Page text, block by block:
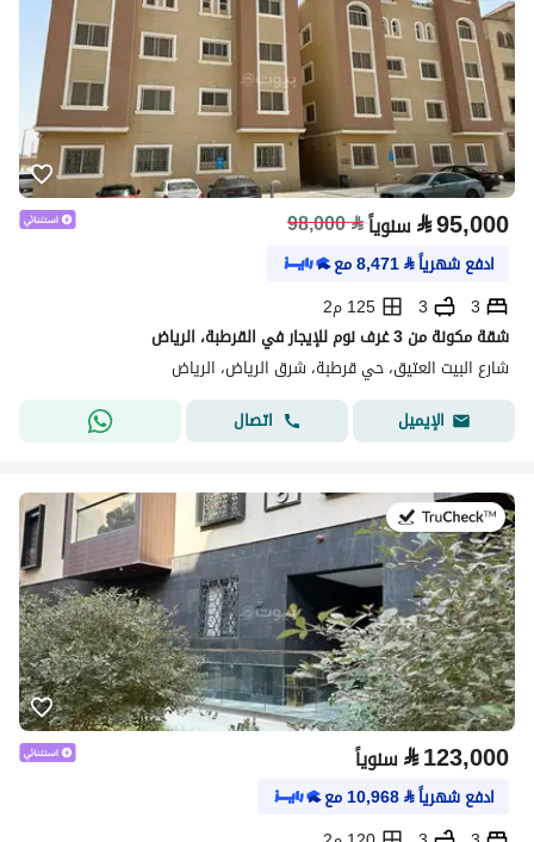
⃁95,000 سنوياً⃁
98,000
ادفع شهرياً⃁
8,471مع
3
3
125 م2
شقة مكونة من 3 غرف نوم للإيجار في القرطبة، الرياض
شارع البيت العتيق، حي قرطبة، شرق الرياض، الرياض
الإيميل
اتصال
في:20 يوليو 2026
⃁123,000 سنوياً
ادفع شهرياً⃁
10,968مع